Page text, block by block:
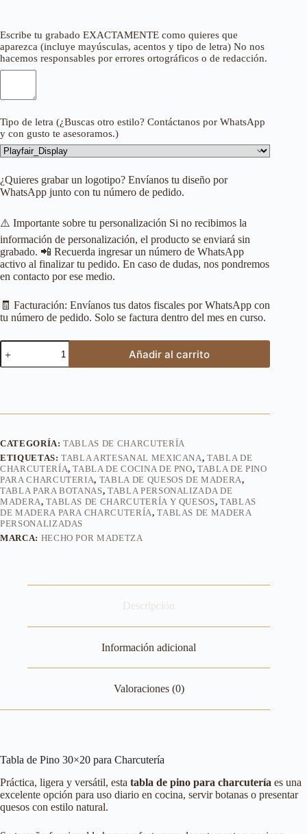
Escribe tu grabado EXACTAMENTE como quieres que
aparezca (incluye mayúsculas, acentos y tipo de letra) No nos
hacemos responsables por errores ortográficos o de redacción.
Tipo de letra (¿Buscas otro estilo? Contáctanos por WhatsApp
y con gusto te asesoramos.)
¿Quieres grabar un logotipo? Envíanos tu diseño por
WhatsApp junto con tu número de pedido.
⚠️ Importante sobre tu personalización Si no recibimos la
información de personalización, el producto se enviará sin
grabado. 📲 Recuerda ingresar un número de WhatsApp
activo al finalizar tu pedido. En caso de dudas, nos pondremos
en contacto por ese medio.
🧾 Facturación: Envíanos tus datos fiscales por WhatsApp con
tu número de pedido. Solo se factura dentro del mes en curso.
Añadir al carrito
CATEGORÍA:TABLAS DE CHARCUTERÍA
ETIQUETAS:TABLA ARTESANAL MEXICANA,TABLA DE
CHARCUTERÍA,TABLA DE COCINA DE PNO,TABLA DE PINO
PARA CHARCUTERIA, TABLA DE QUESOS DE MADERA,
TABLA PARA BOTANAS,TABLA PERSONALIZADA DE
MADERA,TABLAS DE CHARCUTERÍA Y QUESOS,TABLAS
DE MADERA PARA CHARCUTERÍA,TABLAS DE MADERA
PERSONALIZADAS
MARCA: HECHO POR MADETZA
Descripción
Información adicional
Valoraciones (0)
Tabla de Pino 30×20 para Charcutería
Práctica, ligera y versátil, esta tabla de pino para charcutería es una
excelente opción para uso diario en cocina, servir botanas o presentar
quesos con estilo natural.